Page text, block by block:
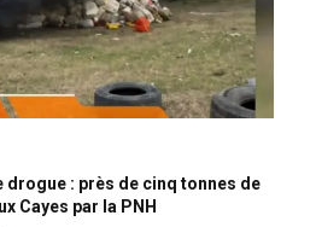
drogue : près de cinq tonnes de
Cayes par la PNH